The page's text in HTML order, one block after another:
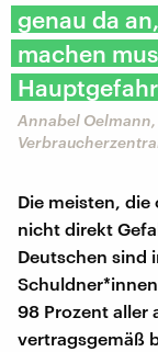
genau da
machen
Annabel
Die meisten,
nicht direkt
Deutschen sind
98 Prozent aller
vertragsgemäß